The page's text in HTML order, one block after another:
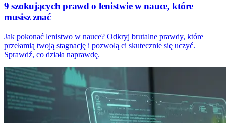
9 szokujących prawd o lenistwie w nauce, które
musisz znać
Jak pokonać lenistwo w nauce? Odkryj brutalne prawdy, które
przełamią twoją stagnację i pozwolą ci skutecznie się uczyć.
Sprawdź, co działa naprawdę.